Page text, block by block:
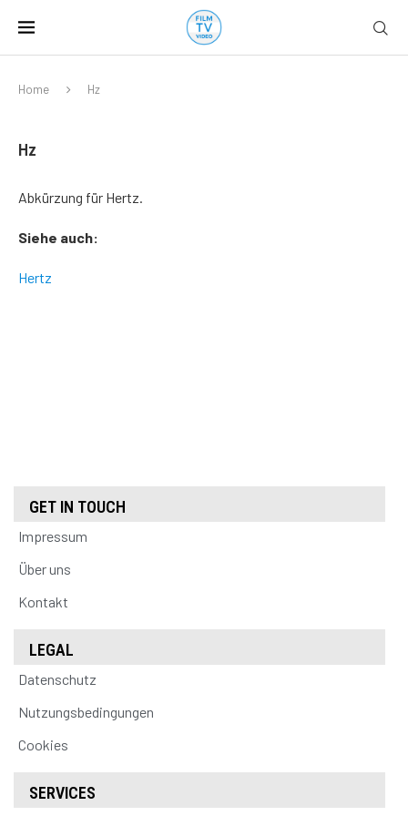
Home Hz
Hz
Abkürzung für Hertz.
Siehe auch:
Hertz
GET IN TOUCH
Impressum
Über uns
Kontakt
LEGAL
Datenschutz
Nutzungsbedingungen
Cookies
SERVICES